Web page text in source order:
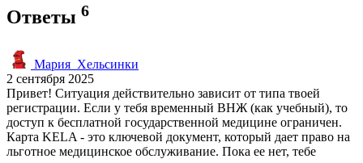
Ответы 6
Мария_Хельсинки
2 сентября 2025
Привет! Ситуация действительно зависит от типа твоей
регистрации. Если у тебя временный ВНЖ (как учебный), то
доступ к бесплатной государственной медицине ограничен.
Карта KELA - это ключевой документ, который дает право на
льготное медицинское обслуживание. Пока ее нет, тебе